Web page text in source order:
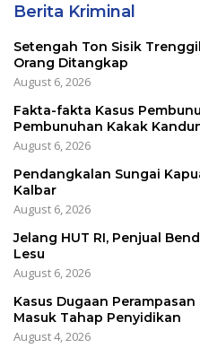
Berita Kriminal
Setengah Ton Sisik
Orang Ditangkap
August 6, 2026
Fakta-fakta Kasus
Pembunuhan Kakak
August 6, 2026
Pendangkalan Sungai
Kalbar
August 6, 2026
Jelang HUT RI, Penjual
Lesu
August 6, 2026
Kasus Dugaan
Masuk Tahap Penyidikan
August 4, 2026